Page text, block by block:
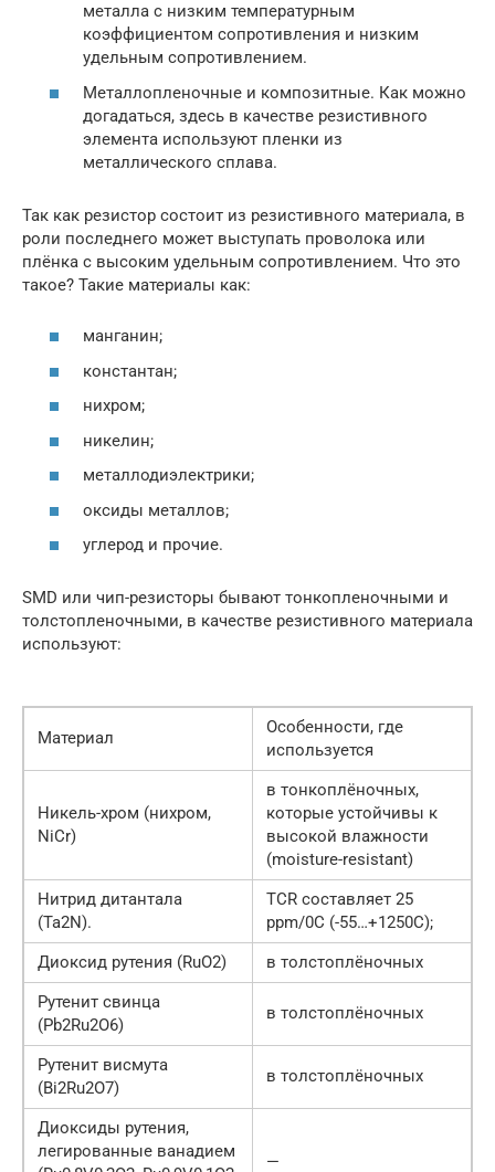
металла с низким температурным
коэффициентом сопротивления и низким
удельным сопротивлением.
Металлопленочные и композитные. Как можно
догадаться, здесь в качестве резистивного
элемента используют пленки из
металлического сплава.
Так как резистор состоит из резистивного материала, в
роли последнего может выступать проволока или
плёнка с высоким удельным сопротивлением. Что это
такое? Такие материалы как:
манганин;
константан;
нихром;
никелин;
металлодиэлектрики;
оксиды металлов;
углерод и прочие.
SMD или чип-резисторы бывают тонкопленочными и
толстопленочными, в качестве резистивного материала
используют:
Материал
Особенности, где
используется
Никель-хром (нихром,
NiCr)
в тонкоплёночных,
которые устойчивы к
высокой влажности
(moisture-resistant)
Нитрид дитантала
(Ta2N).
TCR составляет 25
ppm/0С (-55…+1250С);
Диоксид рутения (RuO2)
в толстоплёночных
Рутенит свинца
(Pb2Ru2O6)
в толстоплёночных
Рутенит висмута
(Bi2Ru2O7)
в толстоплёночных
Диоксиды рутения,
легированные ванадием
—